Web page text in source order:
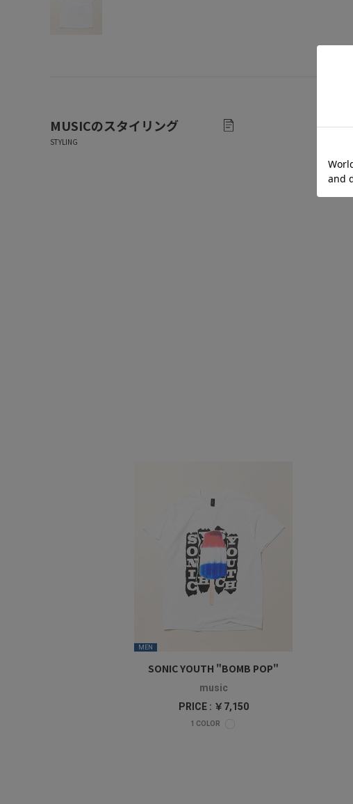
MUSICのスタイリング
MEN
SONIC YOUTH "BOMB POP"
music
PRICE : ￥7,150
1 COLOR